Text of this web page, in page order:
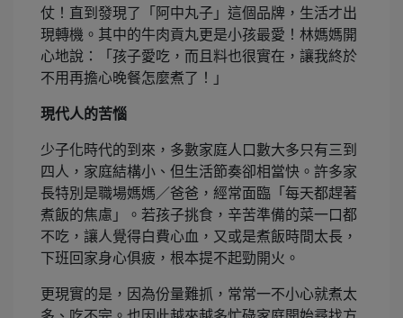
仗！直到發現了「阿中丸子」這個品牌，生活才出
現轉機。其中的牛肉貢丸更是小孩最愛！林媽媽開
心地說：「孩子愛吃，而且料也很實在，讓我終於
不用再擔心晚餐怎麼煮了！」
現代人的苦惱
少子化時代的到來，多數家庭人口數大多只有三到
四人，家庭結構小、但生活節奏卻相當快。許多家
長特別是職場媽媽／爸爸，經常面臨「每天都趕著
煮飯的焦慮」。若孩子挑食，辛苦準備的菜一口都
不吃，讓人覺得白費心血，又或是煮飯時間太長，
下班回家身心俱疲，根本提不起勁開火。
更現實的是，因為份量難抓，常常一不小心就煮太